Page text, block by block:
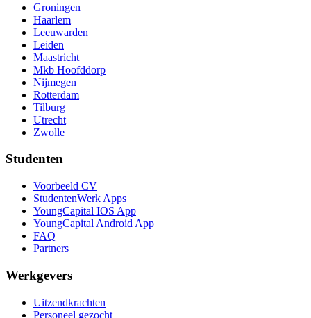
Groningen
Haarlem
Leeuwarden
Leiden
Maastricht
Mkb Hoofddorp
Nijmegen
Rotterdam
Tilburg
Utrecht
Zwolle
Studenten
Voorbeeld CV
StudentenWerk Apps
YoungCapital IOS App
YoungCapital Android App
FAQ
Partners
Werkgevers
Uitzendkrachten
Personeel gezocht